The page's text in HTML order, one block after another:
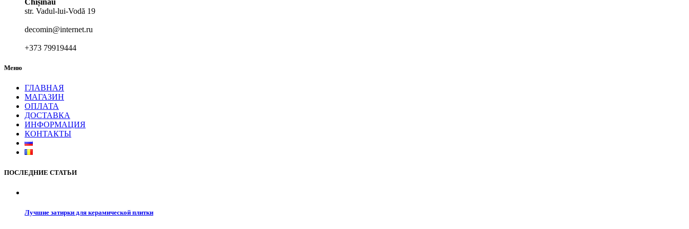
Chișinău
str. Vadul-lui-Vodă 19
decomin@internet.ru
+373 79919444
Меню
ГЛАВНАЯ
МАГАЗИН
ОПЛАТА
ДОСТАВКА
ИНФОРМАЦИЯ
КОНТАКТЫ
ПОСЛЕДНИЕ СТАТЬИ
Лучшие затирки для керамической плитки